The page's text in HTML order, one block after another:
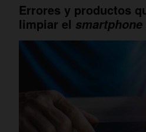
Errores y productos
limpiar el smartphone